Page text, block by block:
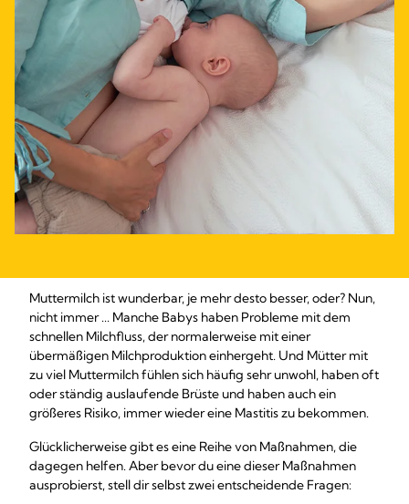
Muttermilch ist wunderbar, je mehr desto besser, oder? Nun,
nicht immer ... Manche Babys haben Probleme mit dem
schnellen Milchfluss, der normalerweise mit einer
übermäßigen Milchproduktion einhergeht. Und Mütter mit
zu viel Muttermilch fühlen sich häufig sehr unwohl, haben oft
oder ständig auslaufende Brüste und haben auch ein
größeres Risiko, immer wieder eine Mastitis zu bekommen.
Glücklicherweise gibt es eine Reihe von Maßnahmen, die
dagegen helfen. Aber bevor du eine dieser Maßnahmen
ausprobierst, stell dir selbst zwei entscheidende Fragen: